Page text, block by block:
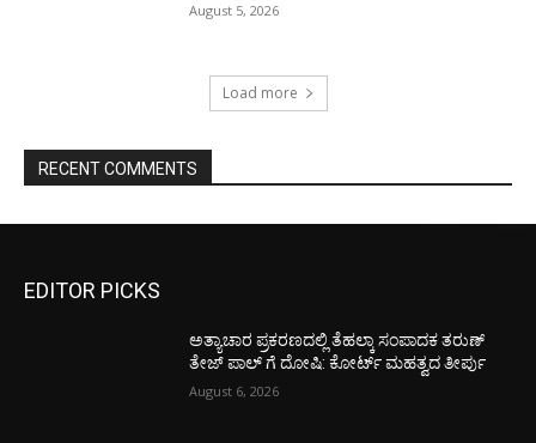
August 5, 2026
Load more
RECENT COMMENTS
EDITOR PICKS
ಅತ್ಯಾಚಾರ ಪ್ರಕರಣದಲ್ಲಿ ತೆಹಲ್ಕಾ ಸಂಪಾದಕ ತರುಣ್‌
ತೇಜ್‌ ಪಾಲ್‌ ಗೆ ದೋಷಿ: ಕೋರ್ಟ್‌ ಮಹತ್ವದ ತೀರ್ಪು
August 6, 2026